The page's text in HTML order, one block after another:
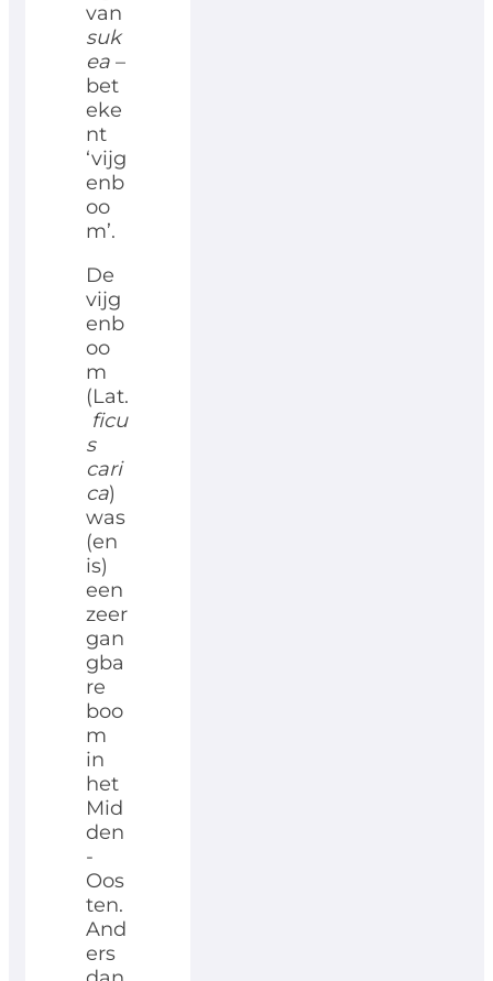
van
suk
ea –
bet
eke
nt
‘vijg
enb
oo
m’.
De
vijg
enb
oo
m
(Lat.
ficu
s
cari
ca)
was
(en
is)
een
zeer
gan
gba
re
boo
m
in
het
Mid
den
-
Oos
ten.
And
ers